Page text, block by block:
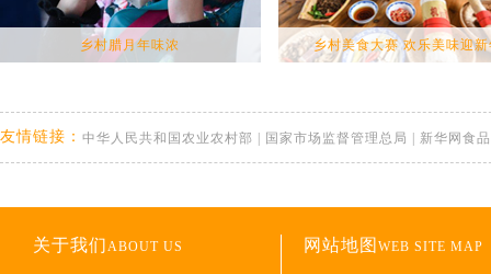
乡村腊月年味浓 乡村美食大赛 欢乐美味迎
友情链接： 中华人民共和国农业农村部 国家市场监督管理总局 新华网食品
关于我们ABOUT US 网站地图 WEB SITE MAP